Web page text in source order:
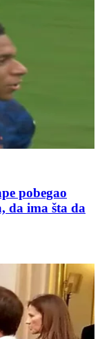
pobegao
da ima šta da